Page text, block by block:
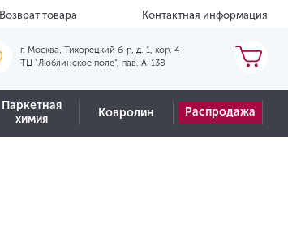
Возврат товара Контактная информация
г. Москва, Тихорецкий б-р, д. 1, кор. 4
ТЦ "Люблинское поле", пав. А-138
Паркетная
химия
Ковролин Распродажа